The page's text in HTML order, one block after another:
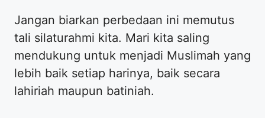
​Jangan biarkan perbedaan ini memutus
tali silaturahmi kita. Mari kita saling
mendukung untuk menjadi Muslimah yang
lebih baik setiap harinya, baik secara
lahiriah maupun batiniah.